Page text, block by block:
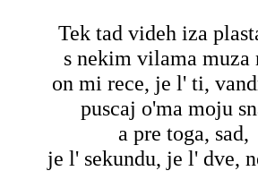
Tek tad videh iza
s nekim vilama muza
on mi rece, je l' ti,
puscaj o'ma moju
a pre toga, sad,
je l' sekundu, je l' dve,